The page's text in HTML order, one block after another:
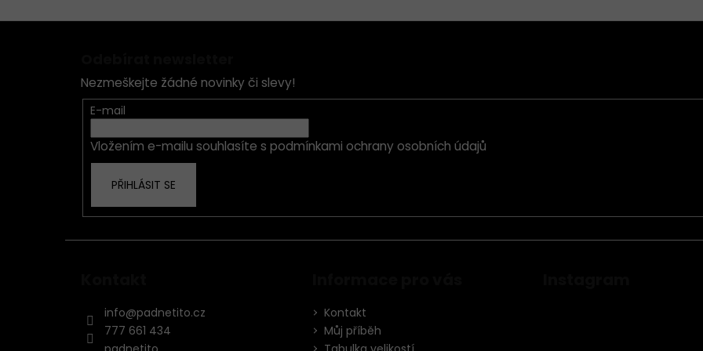
Nezmeškejte žádné novinky či slevy!
E-mail
Vložením e-mailu souhlasíte s podmínkami ochrany osobních údajů
PŘIHLÁSIT SE
info@padnetito.cz
777 661 434
Kontakt
Můj příběh